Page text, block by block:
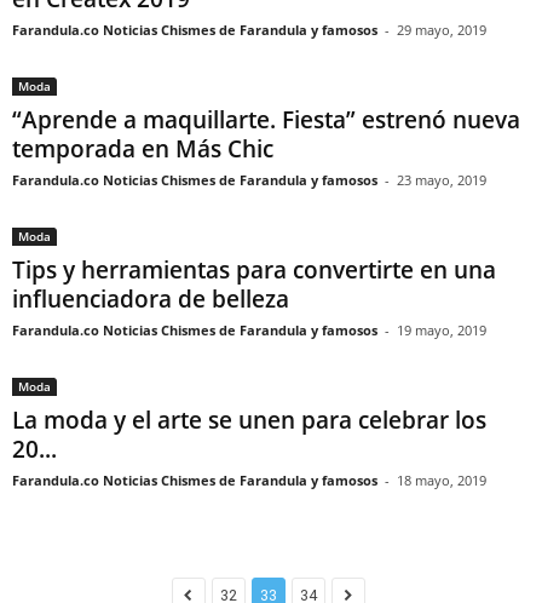
Farandula.co Noticias Chismes de Farandula y famosos - 29 mayo, 2019
Moda
“Aprende a maquillarte. Fiesta” estrenó nueva
temporada en Más Chic
Farandula.co Noticias Chismes de Farandula y famosos - 23 mayo, 2019
Moda
Tips y herramientas para convertirte en una
influenciadora de belleza
Farandula.co Noticias Chismes de Farandula y famosos - 19 mayo, 2019
Moda
La moda y el arte se unen para celebrar los
20...
Farandula.co Noticias Chismes de Farandula y famosos - 18 mayo, 2019
32 33 34